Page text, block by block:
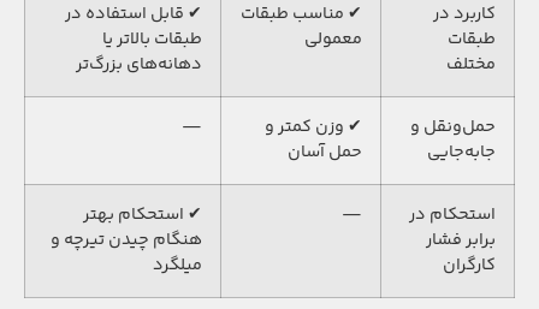
کاربرد در
طبقات
مختلف
✔ مناسب طبقات
معمولی
✔ قابل استفاده در
طبقات بالاتر یا
دهانه‌های بزرگ‌تر
حمل‌ونقل و
جابه‌جایی
✔ وزن کمتر و
حمل آسان
—
استحکام در
برابر فشار
کارگران
—
✔ استحکام بهتر
هنگام چیدن تیرچه و
میلگرد